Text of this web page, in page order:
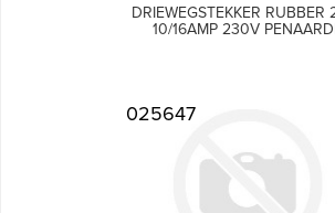
DRIEWEGSTEKKER RUBBER
10/16AMP 230V
025647